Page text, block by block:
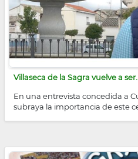
Villaseca de la Sagra vuelve a
En una entrevista concedida a
subraya la importancia de este